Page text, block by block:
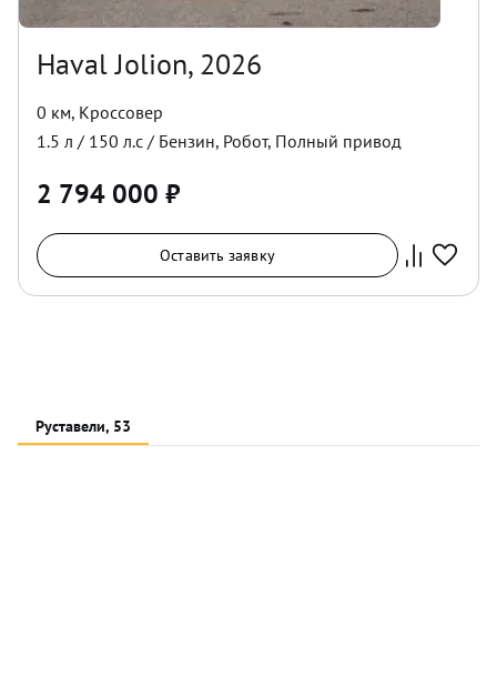
Haval Jolion, 2026
0 км, Кроссовер
1.5 л / 150 л.с / Бензин, Робот, Полный привод
2 794 000 ₽
Оставить заявку
Руставели, 53